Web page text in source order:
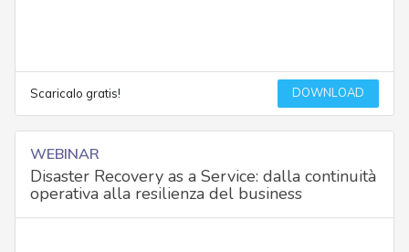
Scaricalo gratis! DOWNLOAD
WEBINAR
Disaster Recovery as a Service: dalla continuità
operativa alla resilienza del business